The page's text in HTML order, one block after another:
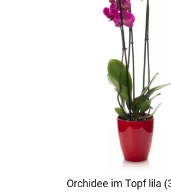
Orchidee im Topf lila